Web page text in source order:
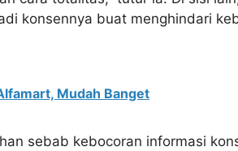
konsennya buat menghindari
Mudah Banget
sebab kebocoran informasi